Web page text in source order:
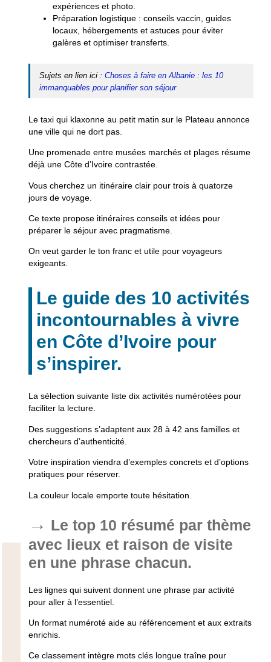
expériences et photo.
Préparation logistique: conseils vaccin, guides
locaux, hébergements et astuces pour éviter
galères et optimiser transferts.
Sujets en lien ici : Choses à faire en Albanie : les 10
immanquables pour planifier son séjour
Le taxi qui klaxonne au petit matin sur le Plateau annonce
une ville qui ne dort pas.
Une promenade entre musées marchés et plages résume
déjà une Côte d’Ivoire contrastée.
Vous cherchez un itinéraire clair pour trois à quatorze
jours de voyage.
Ce texte propose itinéraires conseils et idées pour
préparer le séjour avec pragmatisme.
On veut garder le ton franc et utile pour voyageurs
exigeants.
Le guide des 10 activités
incontournables à vivre
en Côte d’Ivoire pour
s’inspirer.
La sélection suivante liste dix activités numérotées pour
faciliter la lecture.
Des suggestions s’adaptent aux 28 à 42 ans familles et
chercheurs d’authenticité.
Votre inspiration viendra d’exemples concrets et d’options
pratiques pour réserver.
La couleur locale emporte toute hésitation.
Le top 10 résumé par thème
avec lieux et raison de visite
en une phrase chacun.
Les lignes qui suivent donnent une phrase par activité
pour aller à l’essentiel.
Un format numéroté aide au référencement et aux extraits
enrichis.
Ce classement intègre mots clés longue traîne pour